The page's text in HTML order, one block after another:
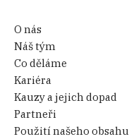
O nás
Náš tým
Co děláme
Kariéra
Kauzy a jejich dopad
Partneři
Použití našeho obsahu